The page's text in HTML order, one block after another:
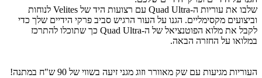
שלבו את עוריות ה-Quad Ultra עם רצועות היד של Velites לנוחות
וביצועים מקסימליים. הגנו על העור הרגיש סביב פרקי הידיים שלך כדי
לקבל את מלוא הפוטנציאל של ה-Quad Ultra כך שתוכלו להתרכז
במלואו על החזרה הבאה.
העוריות מגיעות עם שק מאוורר וזוג מגני זיעה בשווי של 90 ש"ח במתנה!